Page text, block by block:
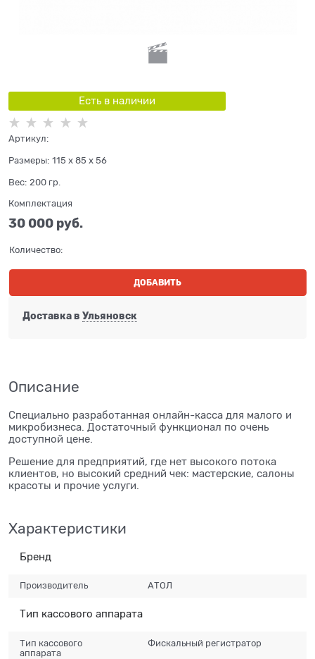
Есть в наличии
Артикул:
Размеры: 115 x 85 x 56
Вес: 200 гр.
Комплектация
30 000 руб.
Количество:
ДОБАВИТЬ
Доставка в Ульяновск
Описание
Специально разработанная онлайн-касса для малого и
микробизнеса. Достаточный функционал по очень
доступной цене.
Решение для предприятий, где нет высокого потока
клиентов, но высокий средний чек: мастерские, салоны
красоты и прочие услуги.
Характеристики
Бренд
Производитель АТОЛ
Тип кассового аппарата
Тип кассового
аппарата
Фискальный регистратор